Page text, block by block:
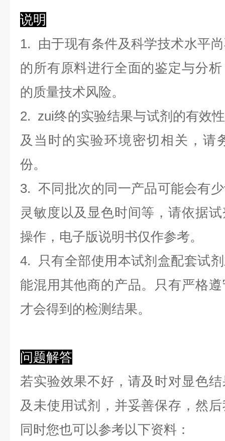
说明
1. 由于现有条件及科学技术水平
的所有原料进行全面的鉴定与分
的质量技术风险。
2. zui终的实验结果与试剂的有效
及当时的实验环境密切相关，请
份。
3. 不同批次的同一产品可能会有
灵敏度以及显色时间等，请依据
操作，电子版说明书仅作参考。
4. 只有全部使用本试剂盒配套试
能混用其他商的产品。只有严格
才会得到的检测结果。
问题解答
若实验效果不好，请及时对显色
及未使用试剂，并妥善保存，然
同时您也可以参考以下资料：